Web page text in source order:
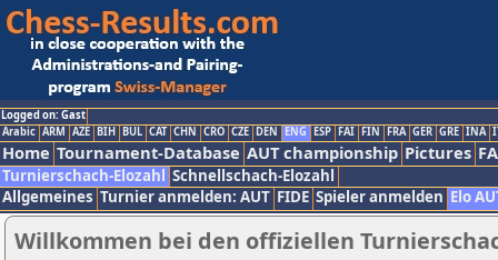
Logged on: Gast
Arabic ARM AZE BIH BUL CAT CHN CRO CZE DEN ENG ESP FAI FIN FRA GER GRE INA
Home Tournament-Database AUT championship Pictures
Turnierschach-Elozahl Schnellschach-Elozahl
Allgemeines Turnier anmelden: AUT FIDE Spieler anmelden Elo
Willkommen bei den offiziellen